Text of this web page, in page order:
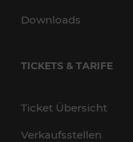
Downloads
TICKETS & TARIFE
Ticket Übersicht
Verkaufsstellen